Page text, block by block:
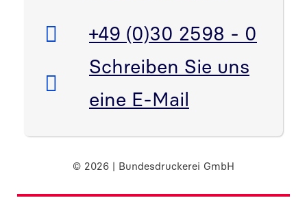
Telefon:
+49 (0)30 2598 - 0
E-Mail:
Schreiben Sie uns
eine E-Mail
© 2026 | Bundesdruckerei GmbH